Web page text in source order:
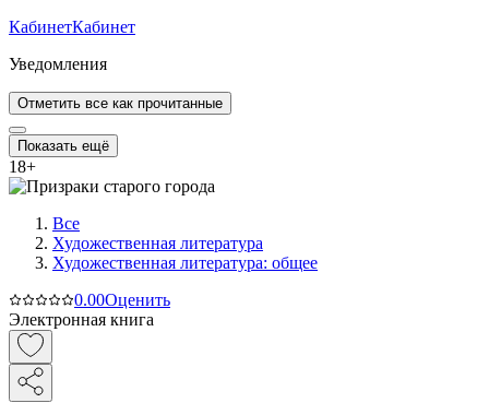
КабинетКабинет
Уведомления
Отметить все как прочитанные
Показать ещё
18+
Все
Художественная литература
Художественная литература: общее
0.00Оценить
Электронная книга